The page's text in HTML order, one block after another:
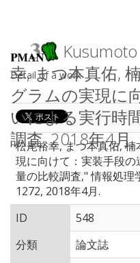
幸, まつ本真佑,
グラムの実現に
いによる実行時
調査, 2018年4月.
Detail of a work
松尾裕幸, まつ本真佑,
現に向けて：実装手段
量の比較調査," 情報処理
1272, 2018年4月.
ID
548
分類
論文誌